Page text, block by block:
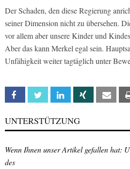
Der Schaden, den diese Regierung
seiner Dimension nicht zu übersehen.
vor allem aber unsere Kinder und
Aber das kann Merkel egal sein.
Unfähigkeit weiter tagtäglich unter
Facebook Twitter Linkedin Xing Email
UNTERSTÜTZUNG
Wenn Ihnen unser Artikel gefallen hat:
des